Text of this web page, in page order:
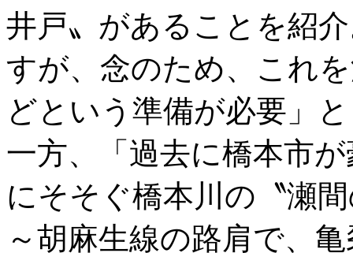
井戸〟があることを紹
すが、念のため、これ
どという準備が必要」
一方、「過去に橋本市
にそそぐ橋本川の〝瀬
～胡麻生線の路肩で、